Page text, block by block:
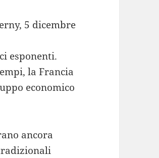
5 dicembre
esponenti.
la Francia
economico
ancora